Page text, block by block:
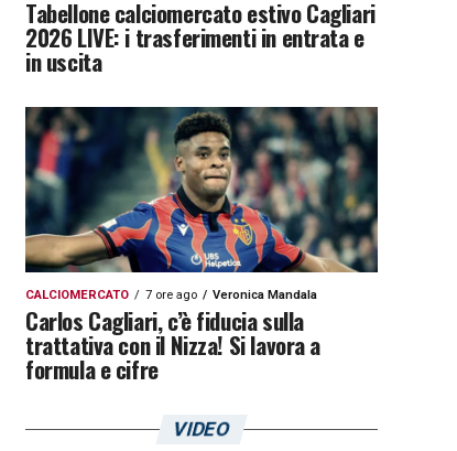
Tabellone calciomercato estivo Cagliari
2026 LIVE: i trasferimenti in entrata e
in uscita
CALCIOMERCATO 7 ore ago Veronica Mandala
Carlos Cagliari, c’è fiducia sulla
trattativa con il Nizza! Si lavora a
formula e cifre
VIDEO